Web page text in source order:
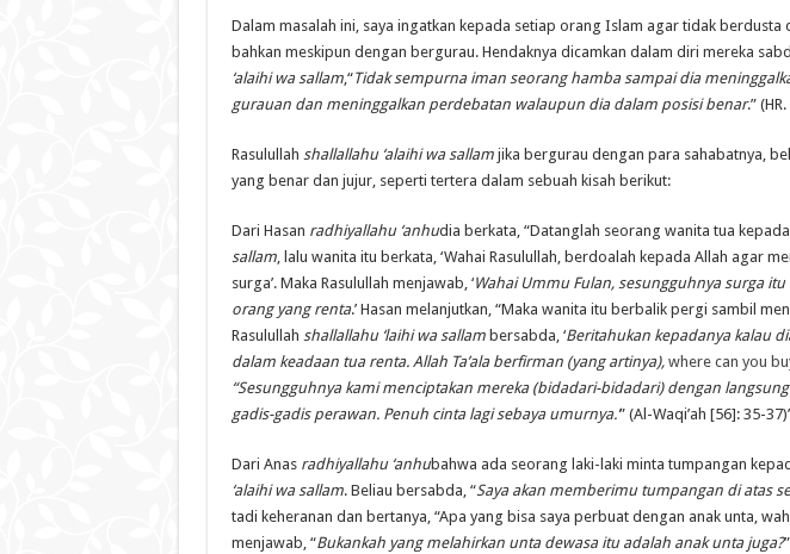
Dalam masalah ini, saya ingatkan kepada setiap orang Islam agar tidak berdusta
bahkan meskipun dengan bergurau. Hendaknya dicamkan dalam diri mereka
‘alaihi wa sallam,“Tidak sempurna iman seorang hamba sampai dia
gurauan dan meninggalkan perdebatan walaupun dia dalam posisi benar.”
Rasulullah shallallahu ‘alaihi wa sallamjika bergurau dengan para sahabatnya,
yang benar dan jujur, seperti tertera dalam sebuah kisah berikut:
Dari Hasan radhiyallahu ‘anhudia berkata, “Datanglah seorang wanita tua
sallam, lalu wanita itu berkata, ‘Wahai Rasulullah, berdoalah kepada Allah agar
surga’. Maka Rasulullah menjawab, ‘Wahai Ummu Fulan, sesungguhnya surga
orang yang renta.’ Hasan melanjutkan, “Maka wanita itu berbalik pergi sambil
Rasulullah shallallahu ‘laihi wa sallambersabda, ‘Beritahukan kepadanya kalau
dalam keadaan tua renta. Allah Ta’ala berfirman (yang artinya), where can you
“Sesungguhnya kami menciptakan mereka (bidadari-bidadari) dengan
gadis-gadis perawan. Penuh cinta lagi sebaya umurnya.’” (Al-Waqi’ah [56]: 35-
Dari Anas radhiyallahu ‘anhubahwa ada seorang laki-laki minta tumpangan
‘alaihi wa sallam. Beliau bersabda, “Saya akan memberimu tumpangan di atas
tadi keheranan dan bertanya, “Apa yang bisa saya perbuat dengan anak unta,
menjawab, “Bukankah yang melahirkan unta dewasa itu adalah anak unta juga?”